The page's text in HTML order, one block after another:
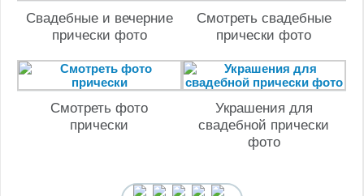
Свадебные и вечерние
прически фото
Смотреть свадебные
прически фото
Смотреть фото
прически
Украшения для
свадебной прически
фото